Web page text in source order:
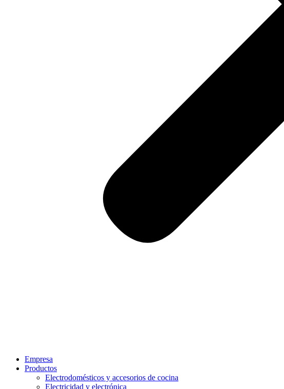
Empresa
Productos
Electrodomésticos y accesorios de cocina
Electricidad y electrónica